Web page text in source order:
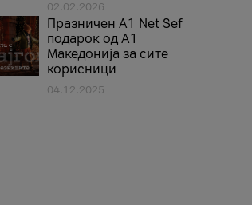
02.02.2026
Празничен A1 Net Sеf
подарок од А1
Македонија за сите
корисници
04.12.2025